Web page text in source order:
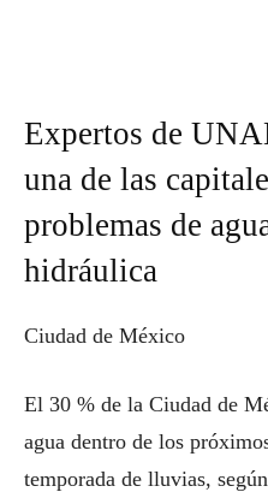
Expertos de
una de las
problemas de
hidráulica
Ciudad de México
El 30 % de la Ciudad de
agua dentro de los
temporada de lluvias,